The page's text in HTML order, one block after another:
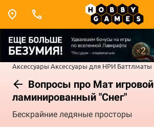
Аксессуары Аксессуары для НРИ Баттлматы
Вопросы про Мат игровой
ламинированный "Снег"
Бескрайние ледяные просторы